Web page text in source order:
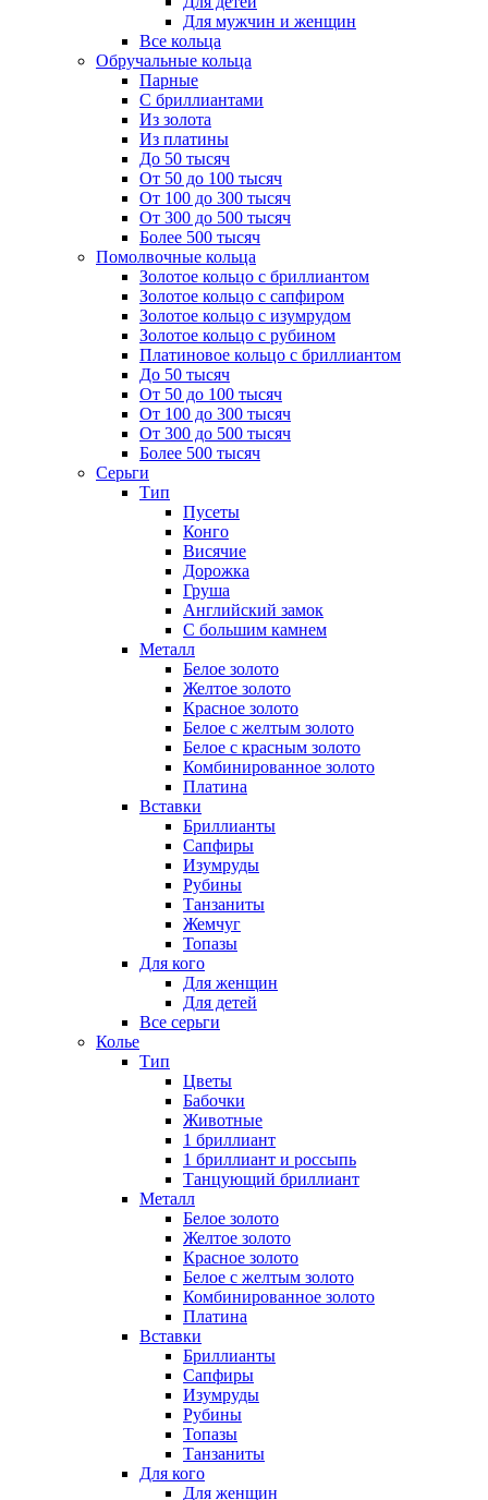
Для мужчин и женщин
Все кольца
Обручальные кольца
Парные
С бриллиантами
Из золота
Из платины
До 50 тысяч
От 50 до 100 тысяч
От 100 до 300 тысяч
От 300 до 500 тысяч
Более 500 тысяч
Помолвочные кольца
Золотое кольцо с бриллиантом
Золотое кольцо с сапфиром
Золотое кольцо с изумрудом
Золотое кольцо с рубином
Платиновое кольцо с бриллиантом
До 50 тысяч
От 50 до 100 тысяч
От 100 до 300 тысяч
От 300 до 500 тысяч
Более 500 тысяч
Серьги
Тип
Пусеты
Конго
Висячие
Дорожка
Груша
Английский замок
С большим камнем
Металл
Белое золото
Желтое золото
Красное золото
Белое с желтым золото
Белое с красным золото
Комбинированное золото
Платина
Вставки
Бриллианты
Сапфиры
Изумруды
Рубины
Танзаниты
Жемчуг
Топазы
Для кого
Для женщин
Для детей
Все серьги
Колье
Тип
Цветы
Бабочки
Животные
1 бриллиант
1 бриллиант и россыпь
Танцующий бриллиант
Металл
Белое золото
Желтое золото
Красное золото
Белое с желтым золото
Комбинированное золото
Платина
Вставки
Бриллианты
Сапфиры
Изумруды
Рубины
Топазы
Танзаниты
Для кого
Для женщин